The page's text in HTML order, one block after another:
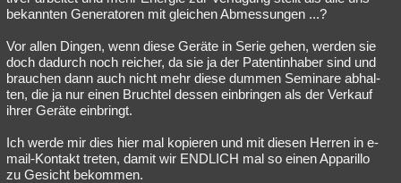
bekannten Generatoren mit gleichen Abmessungen ...?
Vor allen Dingen, wenn diese Geräte in Serie gehen, werden sie
doch dadurch noch reicher, da sie ja der Patentinhaber sind und
brauchen dann auch nicht mehr diese dummen Seminare abhal-
ten, die ja nur einen Bruchtel dessen einbringen als der Verkauf
ihrer Geräte einbringt.
Ich werde mir dies hier mal kopieren und mit diesen Herren in e-
mail-Kontakt treten, damit wir ENDLICH mal so einen Apparillo
zu Gesicht bekommen.